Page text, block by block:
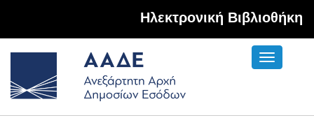
Hλεκτρονική Βιβλιοθήκη
Toggle